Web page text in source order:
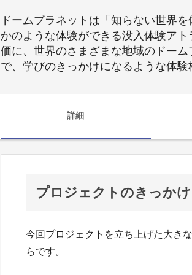
ドームプラネットは「知らない世界
かのような体験ができる没入体験ア
価に、世界のさまざまな地域のドー
で、学びのきっかけになるような体
詳細
プロジェクトのきっかけ
今回プロジェクトを立ち上げた大き
らです。